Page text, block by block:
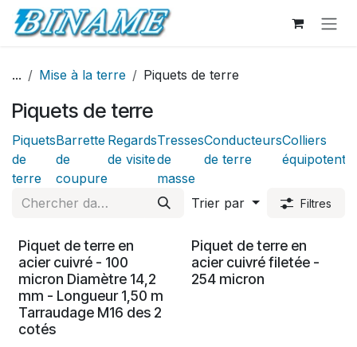
Se rendre au contenu
... Mise à la terre Piquets de terre
Piquets de terre
Piquets
de
terre
Barrette
de
coupure
Regards
de visite
Tresses
de
masse
Conducteurs
de terre
Colliers
Trier par Filtres
Piquet de terre en
acier cuivré - 100
micron Diamètre 14,2
mm - Longueur 1,50 m
Tarraudage M16 des 2
cotés
Piquet de terre en
acier cuivré filetée -
254 micron